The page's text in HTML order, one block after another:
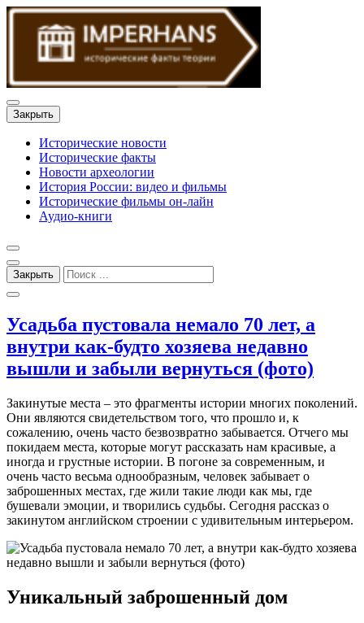
Закрыть
Исторические новости
Исторические факты
Новости археологии
История России: видео и фильмы
Исторические фильмы он-лайн
Аудио-книги
Закрыть
Усадьба пустовала немало 70 лет, а
внутри как-будто хозяева недавно
вышли и забыли вернуться (фото)
Закинутые места – это фрагменты истории многих поколений.
Они являются свидетельством того, что прошло и, к
сожалению, очень часто безвозвратно забывается. Отчего мы
покидаем места, которые могут рассказать нам красивые, а
иногда и грустные истории. В погоне за современным, и
очень часто весьма однообразным, человек забывает о
заброшенных местах, где жили такие люди как мы, где
бушевали эмоции, и творились судьбы. Сегодня рассказ о
закинутом английском строении с удивительным интерьером.
Уникальный заброшенный дом